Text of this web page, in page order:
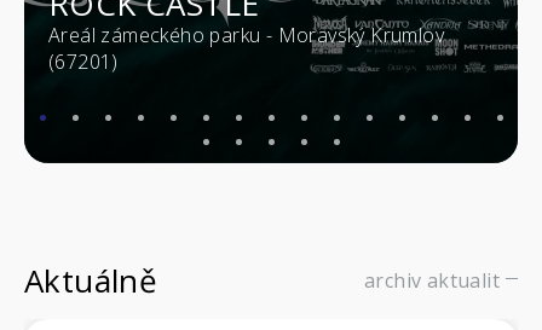
Areál zámeckého parku - Moravský Krumlov
(67201)
Aktuálně archiv aktualit